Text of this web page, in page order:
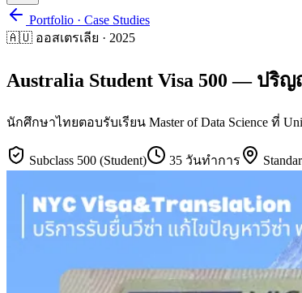
Portfolio · Case Studies
🇦🇺 ออสเตรเลีย · 2025
Australia Student Visa 500 — ปริ
นักศึกษาไทยตอบรับเรียน Master of Data Science ที่
Subclass 500 (Student) 35 วันทำการ